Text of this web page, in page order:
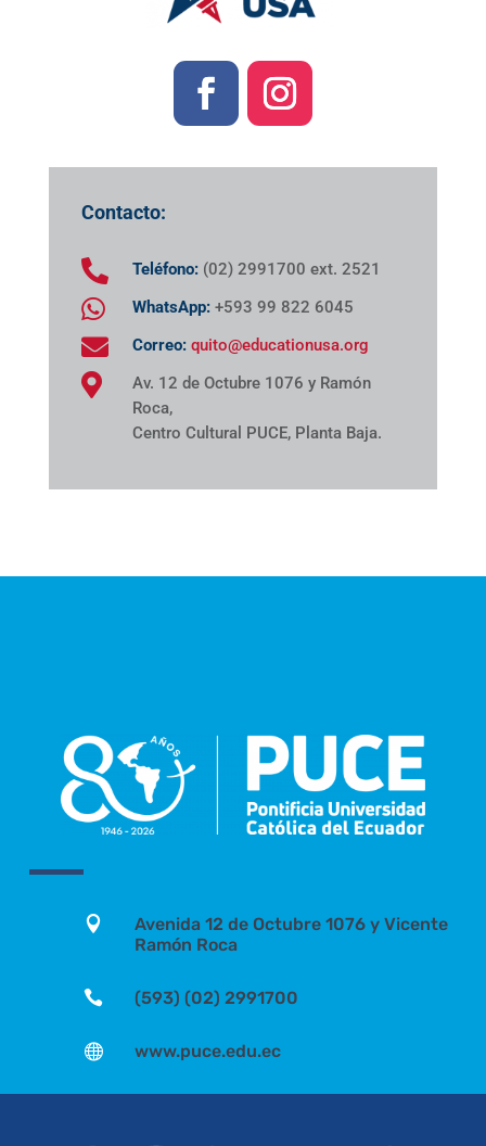
Contacto:
 Teléfono:(02) 2991700 ext. 2521
 WhatsApp:+593 99 822 6045
 Correo: quito@educationusa.org

Av. 12 de Octubre 1076 y Ramón
Roca,
Centro Cultural PUCE, Planta Baja.

Avenida 12 de Octubre 1076 y Vicente
Ramón Roca
 (593) (02) 2991700
 www.puce.edu.ec